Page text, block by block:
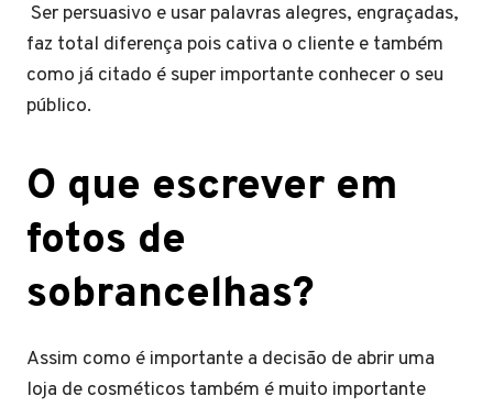
Ser persuasivo e usar palavras alegres, engraçadas,
faz total diferença pois cativa o cliente e também
como já citado é super importante conhecer o seu
público.
O que escrever em
fotos de
sobrancelhas?
Assim como é importante a decisão de abrir uma
loja de cosméticos também é muito importante